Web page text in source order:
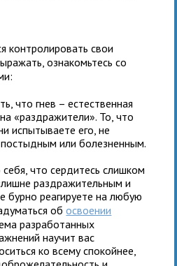
контролировать свои
ознакомьтесь со
что гнев – естественная
«раздражители». То, что
испытываете его, не
или болезненным.
что сердитесь слишком
раздражительным и
бурно реагируете на любую
обосвоении
разработанных
научит вас
ко всему спокойнее,